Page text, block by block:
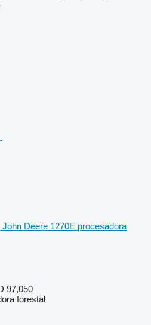
John Deere 1270E procesadora
97,050
forestal